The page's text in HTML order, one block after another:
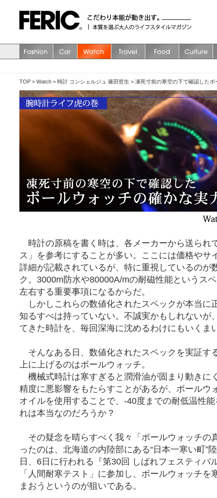
TOP > Watch > 時計 コンシェルジュ 篠田哲生 > 凍死寸前の寒空の下で確認した
時計の原稿を書く時は、各メーカーから送られ
ス」を参考にすることが多い。ここには価格やサ
詳細が記載されているが、特に重視しているのが
ク。3000m防水や80000A/mの耐磁性能というス
左右する重要事項になるからだ。
しかしこれらの数値化されたスペックが本当
知るすべは持っていない。不誠実かもしれないが
てきた時計を、毎回深海に沈めるわけにもいくま
そんなある日、数値化されたスペックを実証す
上に上げるのはボールウォッチ。
機械式時計は寒すぎると潤滑油が固まり動きに
精度に悪影響をもたらすことがあるが、ボールウ
オイルを使用することで、-40度までの耐低温性
れは本当なのだろうか？
その疑念を晴らすべく我々「ボールウォッチの
ったのは、北海道の内陸部にある“日本一寒い町”
日、6日に行われる『第30回 しばれフェスティバ
「人間耐寒テスト」に参加し、ボールウォッチを
まおうというのが狙いである。